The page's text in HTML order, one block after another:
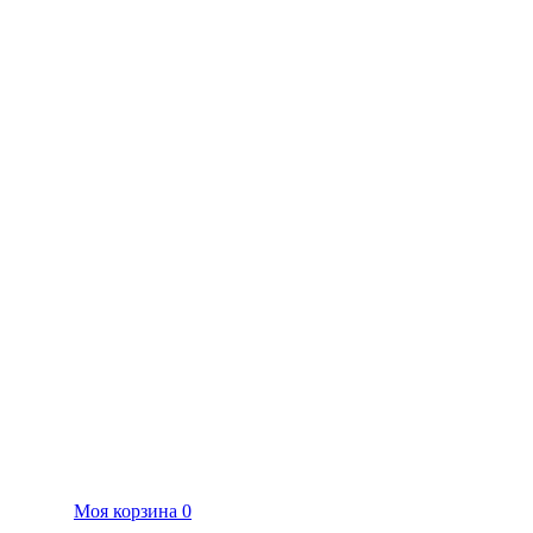
Моя корзина 0